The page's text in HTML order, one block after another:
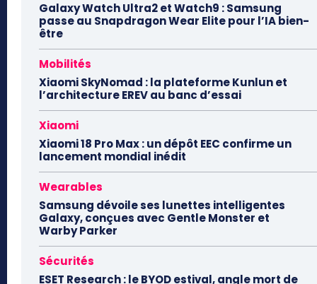
Galaxy Watch Ultra2 et Watch9 : Samsung
passe au Snapdragon Wear Elite pour l’IA bien-
être
Mobilités
Xiaomi SkyNomad : la plateforme Kunlun et
l’architecture EREV au banc d’essai
Xiaomi
Xiaomi 18 Pro Max : un dépôt EEC confirme un
lancement mondial inédit
Wearables
Samsung dévoile ses lunettes intelligentes
Galaxy, conçues avec Gentle Monster et
Warby Parker
Sécurités
ESET Research : le BYOD estival, angle mort de